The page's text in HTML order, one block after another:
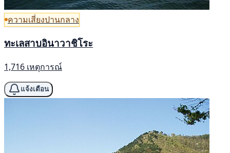
ความเสี่ยงปานกลาง
ทะเลสาบอินาวาชิโระ
1,716 เหตุการณ์
แจ้งเตือน